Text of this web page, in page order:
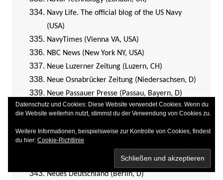
Navy Life. The official blog of the US Navy
(USA)
NavyTimes (Vienna VA, USA)
NBC News (New York NY, USA)
Neue Luzerner Zeitung (Luzern, CH)
Neue Osnabrücker Zeitung (Niedersachsen, D)
Neue Passauer Presse (Passau, Bayern, D)
Neue Westfälische (Bielefeld, Niedersachsen,
Neue Zeitung. Ungarndeutsches Wochenblatt
Neue Zürcher Zeitung (Zürich, CH)
Neues Deutschland (Berlin, D)
Datenschutz und Cookies: Diese Website verwendet Cookies. Wenn du
die Website weiterhin nutzt, stimmst du der Verwendung von Cookies zu.
Weitere Informationen, beispielsweise zur Kontrolle von Cookies, findest
du hier: Cookie-Richtlinie